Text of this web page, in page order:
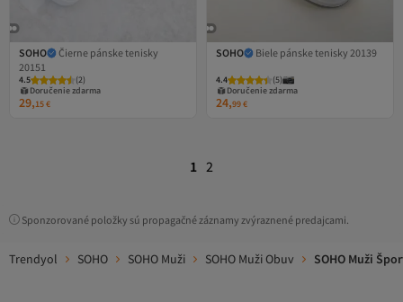
SOHO
Čierne pánske tenisky
20151
4.5 (2)
Doručenie zdarma
29,15€
SOHO Biele pánske tenisky 20139
4.4 (5)
Doručenie zdarma
24,99€
1 2
Sponzorované položky sú propagačné záznamy zvýraznené predajcami.
Trendyol SOHO SOHO Muži SOHO Muži Obuv SOHO Muži